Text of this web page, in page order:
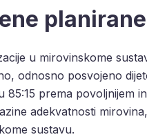
u mirovinskome
odnosno posvojeno
prema povoljnijem
adekvatnosti
sustavu.